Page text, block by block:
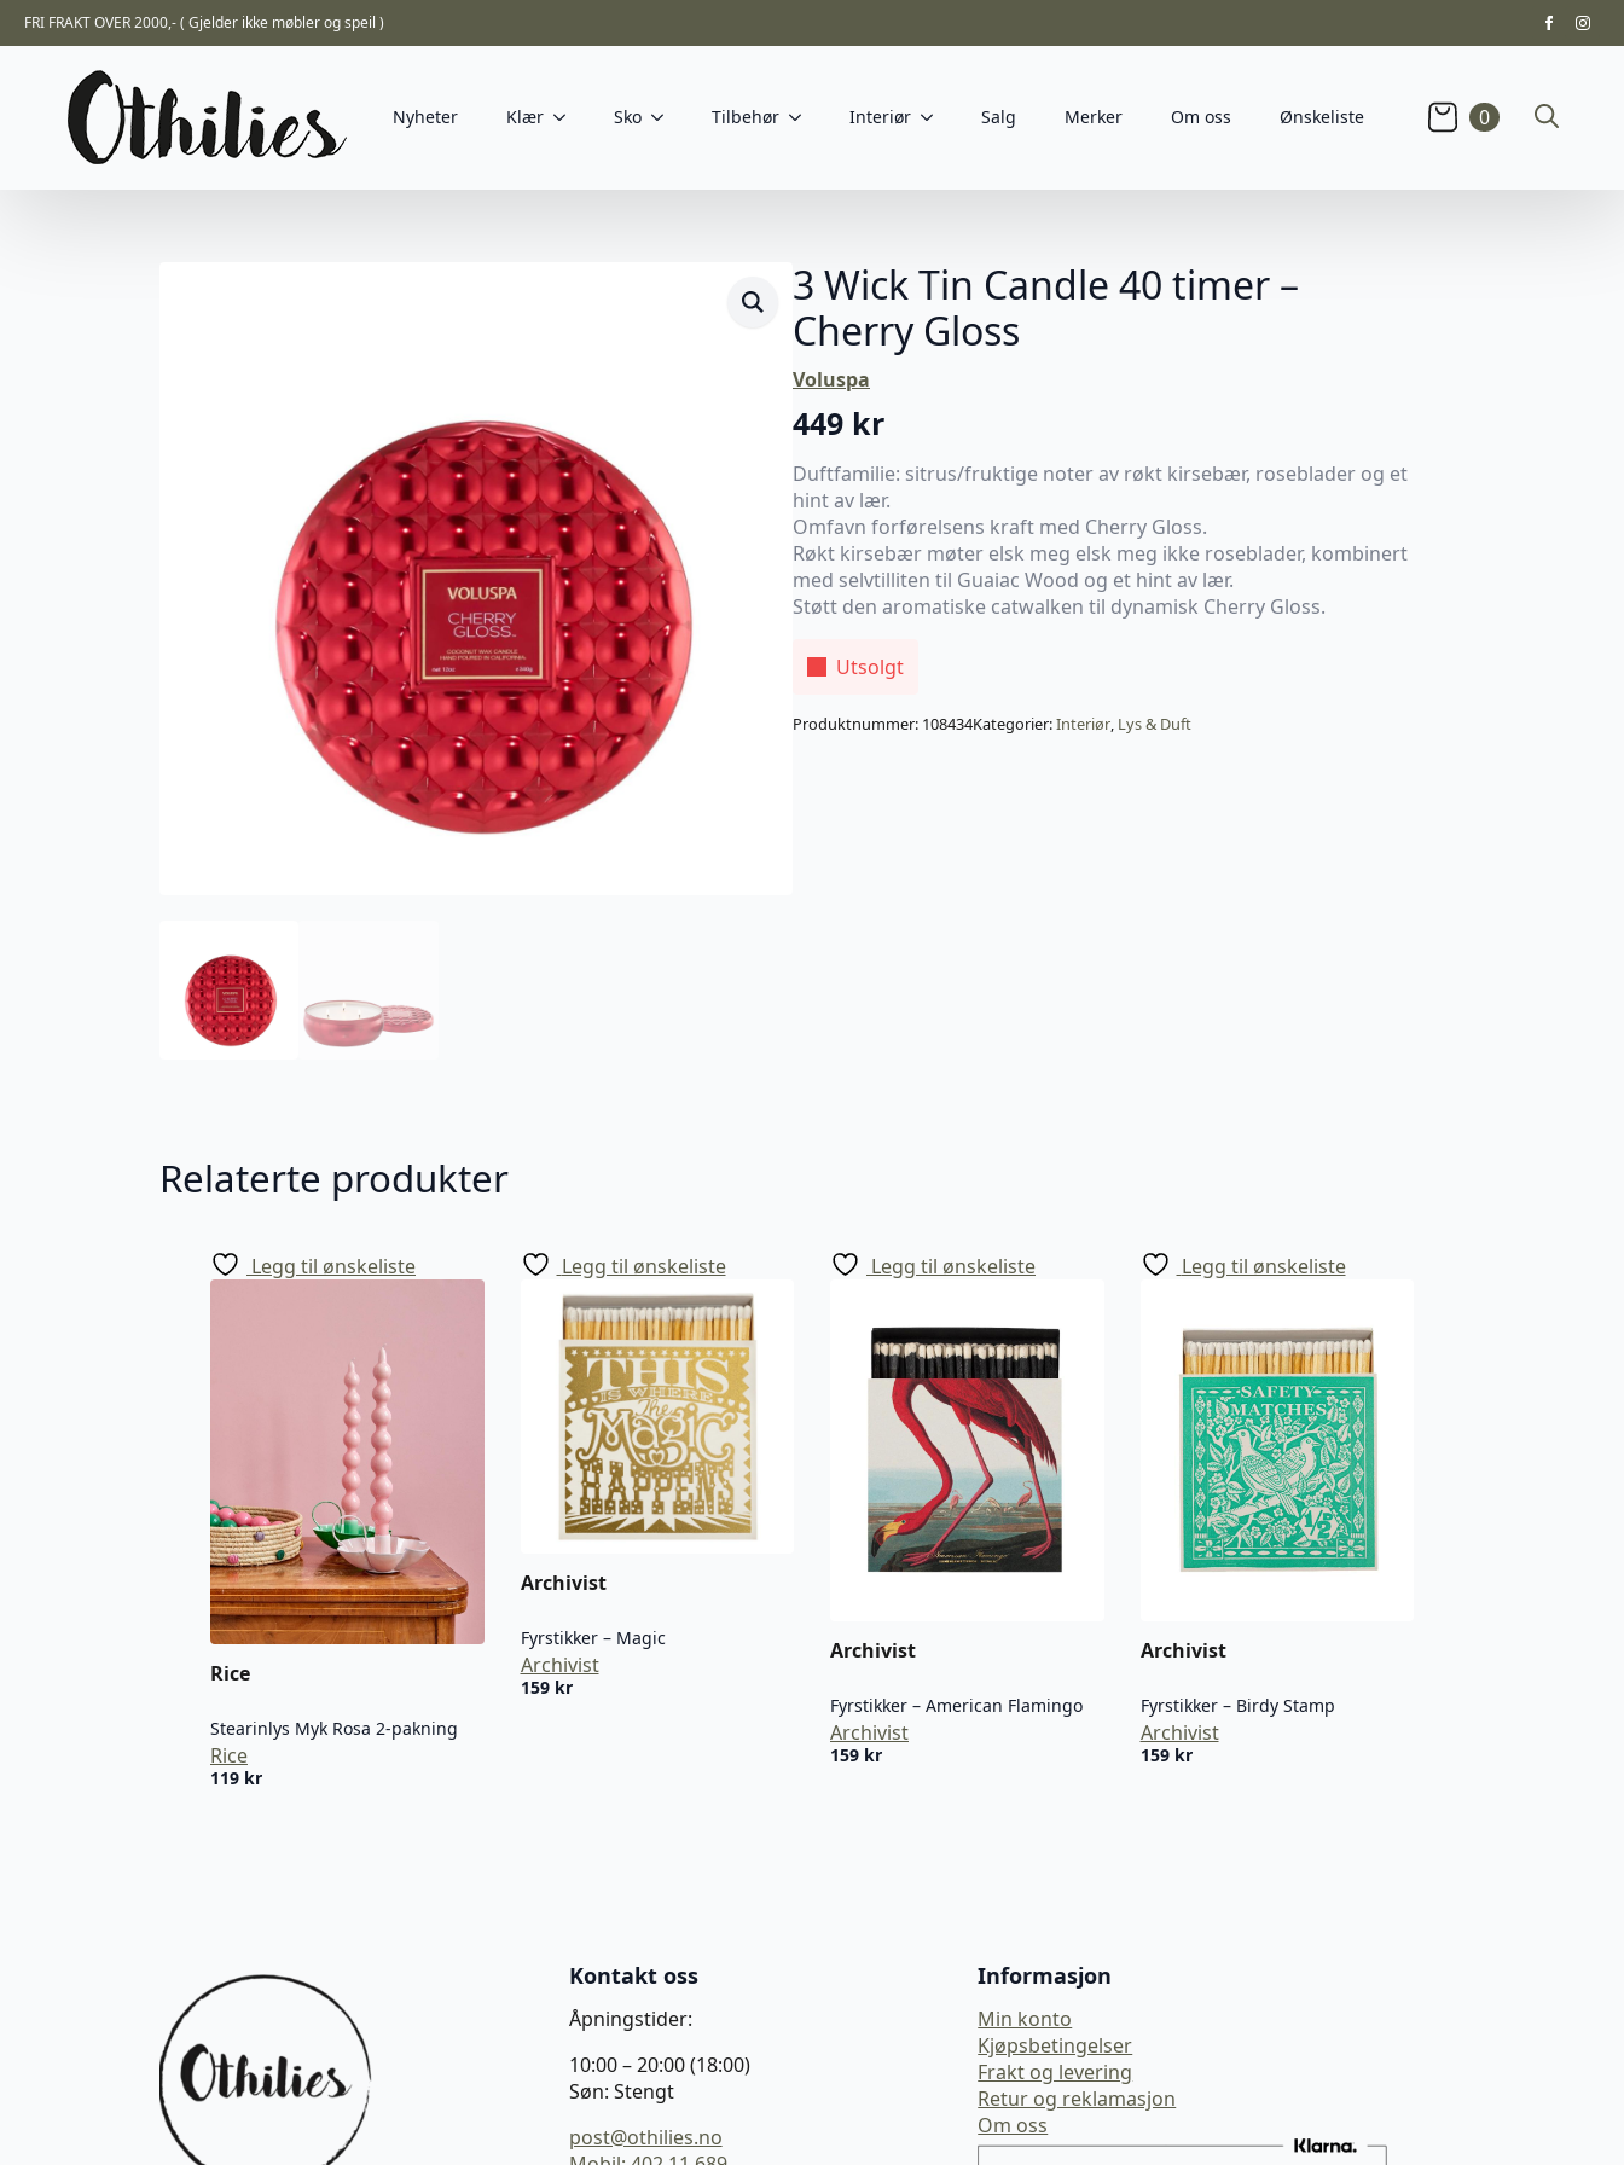
FRI FRAKT OVER 2000,- ( Gjelder ikke møbler og speil )
Nyheter Klær Sko Tilbehør Interiør Salg Merker Om oss Ønskeliste
0
for:
3 Wick Tin Candle 40 timer –
Cherry Gloss
Voluspa
449 kr
Duftfamilie: sitrus/fruktige noter av røkt kirsebær, roseblader og et
hint av lær.
Omfavn forførelsens kraft med Cherry Gloss.
Røkt kirsebær møter elsk meg elsk meg ikke roseblader, kombinert
med selvtilliten til Guaiac Wood og et hint av lær.
Støtt den aromatiske catwalken til dynamisk Cherry Gloss.
Utsolgt
Produktnummer: 108434Kategorier:Interiør, Lys & Duft
Relaterte produkter
Legg til ønskeliste
Rice
Stearinlys Myk Rosa 2-pakning
Rice
119 kr
Legg til ønskeliste
Archivist
Fyrstikker – Magic
Archivist
159 kr
Legg til ønskeliste
Archivist
Fyrstikker – American Flamingo
Archivist
159 kr
Legg til ønskeliste
Archivist
Fyrstikker – Birdy Stamp
Archivist
159 kr
Kontakt oss
Åpningstider:
10:00 – 20:00 (18:00)
Søn: Stengt
post@othilies.no
Informasjon
Min konto
Kjøpsbetingelser
Frakt og levering
Retur og reklamasjon
Om oss